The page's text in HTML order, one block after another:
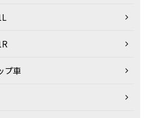
プ車